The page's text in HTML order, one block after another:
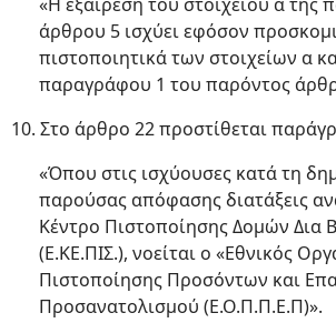
άρθρου 5 ισχύει εφόσον
πιστοποιητικά των στοιχείων α
παραγράφου 1 του παρόντος
10. Στο άρθρο 22 προστίθεται
«Όπου στις ισχύουσες κατά τη
παρούσας απόφασης διατάξεις
Κέντρο Πιστοποίησης Δομών Δια
(Ε.ΚΕ.ΠΙΣ.), νοείται ο «Εθνικός
Πιστοποίησης Προσόντων και
Προσανατολισμού (Ε.Ο.Π.Π.Ε.Π)».